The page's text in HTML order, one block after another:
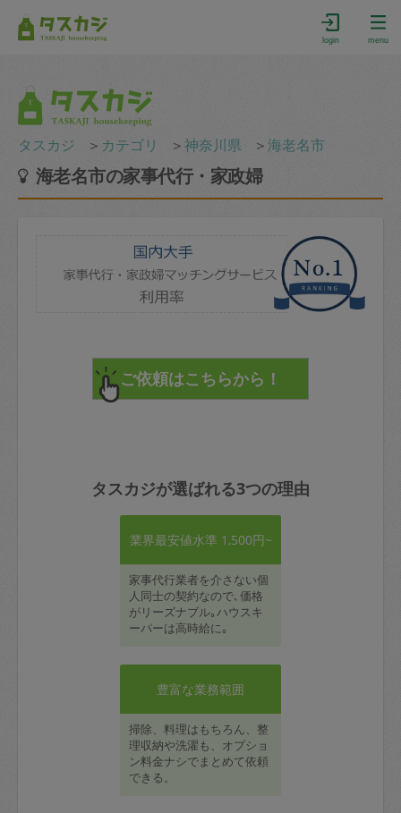
login menu
タスカジ ＞ カテゴリ ＞神奈川県 ＞海老名市
海老名市の家事代行・家政婦
タスカジが選ばれる3つの理由
業界最安値水準 1,500円~
家事代行業者を介さない個
人同士の契約なので､価格
がリーズナブル｡ハウスキ
ーパーは高時給に｡
豊富な業務範囲
掃除、料理はもちろん、整
理収納や洗濯も、オプショ
ン料金ナシでまとめて依頼
できる。